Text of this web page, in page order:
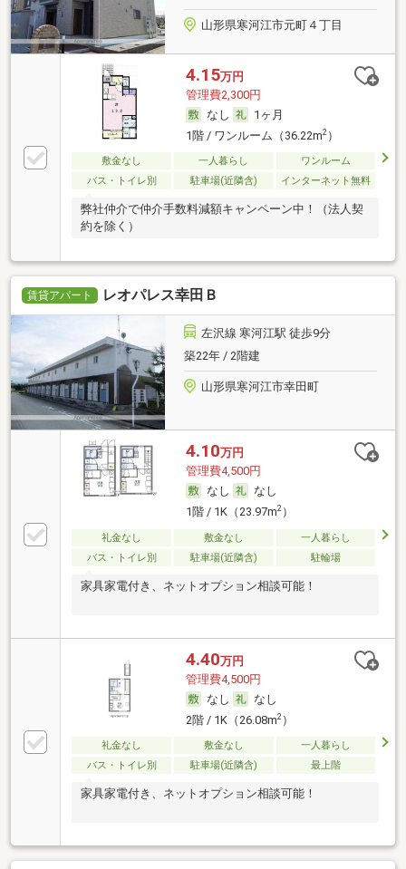
山形県寒河江市元町４丁目
4.15万円
管理費2,300円
なし
1ヶ月
1階 / ワンルーム（36.22m2）
敷金なし 一人暮らし
ワンルーム
バス・トイレ別
駐車場(近隣含) インターネット無料
弊社仲介で仲介手数料減額キャンペーン中！（法人契
約を除く）
賃貸アパート レオパレス幸田Ｂ
左沢線 寒河江駅 徒歩9分
築22年 / 2階建
山形県寒河江市幸田町
4.10万円
管理費4,500円
なし
なし
1階 / 1K（23.97m2）
礼金なし 敷金なし
一人暮らし
バス・トイレ別
駐車場(近隣含) 駐輪場
家具家電付き、ネットオプション相談可能！
4.40万円
管理費4,500円
なし
なし
2階 / 1K（26.08m2）
礼金なし 敷金なし
一人暮らし
バス・トイレ別
駐車場(近隣含) 最上階
家具家電付き、ネットオプション相談可能！